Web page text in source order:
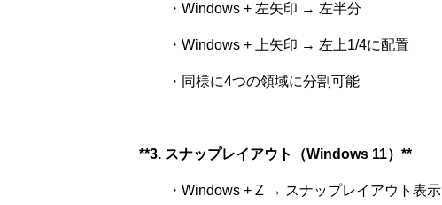
・Windows + 左矢印 → 左半分
・Windows + 上矢印 → 左上1/4に配置
・同様に4つの領域に分割可能
**3. スナップレイアウト（Windows 11）**
・Windows + Z → スナップレイアウト表示